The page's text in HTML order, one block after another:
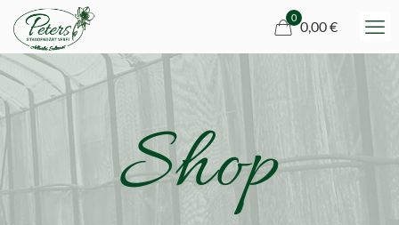
0
0,00 €
Shop